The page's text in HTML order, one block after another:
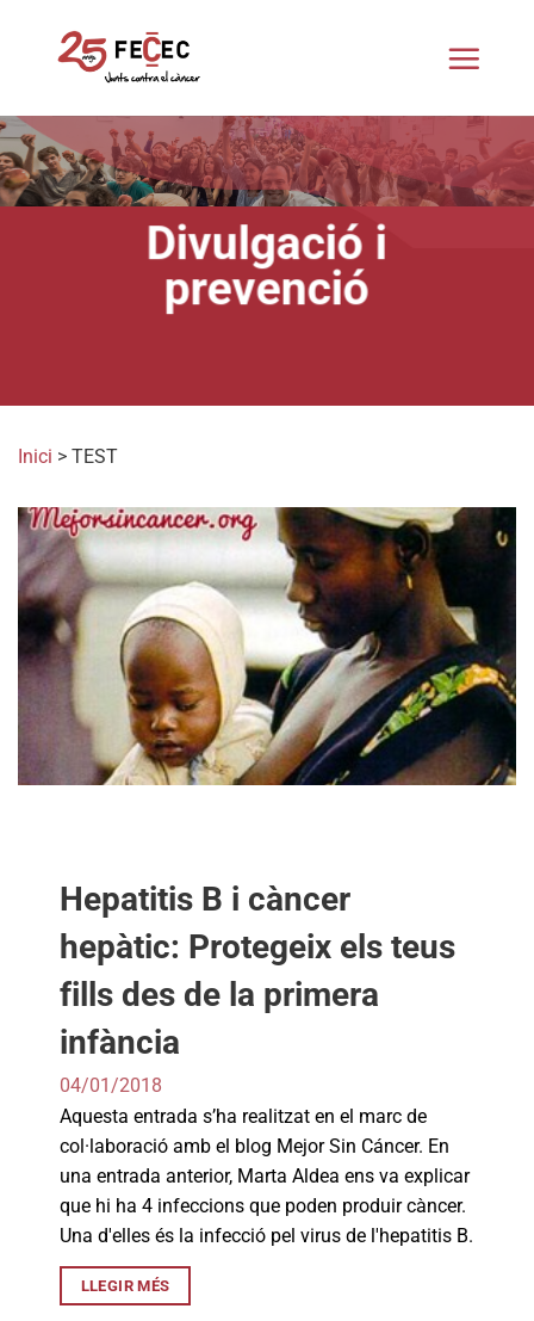
Divulgació i
prevenció
Inici > TEST
Hepatitis B i càncer
hepàtic: Protegeix els teus
fills des de la primera
infància
04/01/2018
Aquesta entrada s’ha realitzat en el marc de
col·laboració amb el blog Mejor Sin Cáncer. En
una entrada anterior, Marta Aldea ens va explicar
que hi ha 4 infeccions que poden produir càncer.
Una d'elles és la infecció pel virus de l'hepatitis B.
LLEGIR MÉS